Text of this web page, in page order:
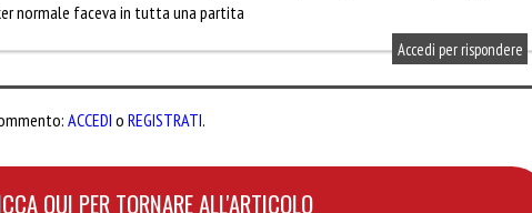
normale faceva in tutta una partita
Accedi per rispondere
ACCEDI o REGISTRATI.
QUI PER TORNARE ALL'ARTICOLO